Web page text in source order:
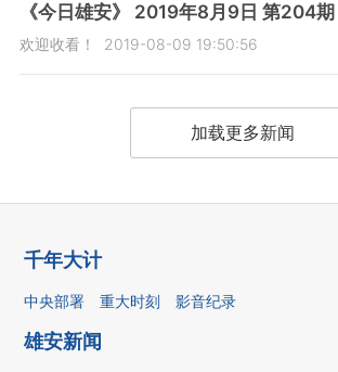
《今日雄安》 2019年8月9日 第204期
欢迎收看！ 2019-08-09 19:50:56
加载更多新闻
千年大计
中央部署 重大时刻 影音纪录
雄安新闻